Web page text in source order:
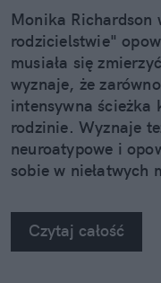
Monika Richardson
rodzicielstwie"
musiała się
wyznaje, że
intensywna ścieżka
rodzinie. Wyznaje
neuroatypowe i
sobie w niełatwych
Czytaj całość